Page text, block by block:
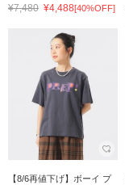
¥7,480 ¥4,488[40%OFF]
【8/6再値下げ】ボーイ プ